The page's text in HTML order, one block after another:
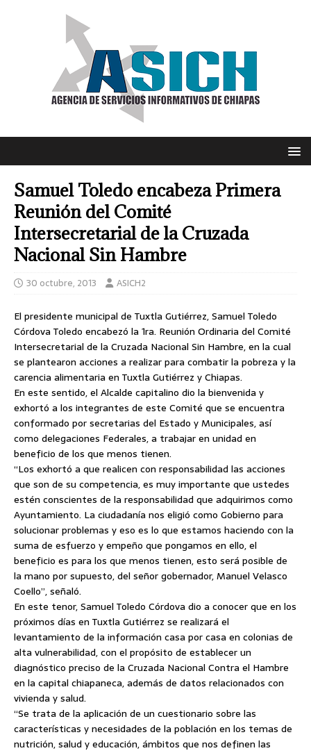
Samuel Toledo encabeza Primera
Reunión del Comité
Intersecretarial de la Cruzada
Nacional Sin Hambre
30 octubre, 2013 ASICH2
El presidente municipal de Tuxtla Gutiérrez, Samuel Toledo
Córdova Toledo encabezó la 1ra. Reunión Ordinaria del Comité
Intersecretarial de la Cruzada Nacional Sin Hambre, en la cual
se plantearon acciones a realizar para combatir la pobreza y la
carencia alimentaria en Tuxtla Gutiérrez y Chiapas.
En este sentido, el Alcalde capitalino dio la bienvenida y
exhortó a los integrantes de este Comité que se encuentra
conformado por secretarias del Estado y Municipales, así
como delegaciones Federales, a trabajar en unidad en
beneficio de los que menos tienen.
“Los exhortó a que realicen con responsabilidad las acciones
que son de su competencia, es muy importante que ustedes
estén conscientes de la responsabilidad que adquirimos como
Ayuntamiento. La ciudadanía nos eligió como Gobierno para
solucionar problemas y eso es lo que estamos haciendo con la
suma de esfuerzo y empeño que pongamos en ello, el
beneficio es para los que menos tienen, esto será posible de
la mano por supuesto, del señor gobernador, Manuel Velasco
Coello”, señaló.
En este tenor, Samuel Toledo Córdova dio a conocer que en los
próximos días en Tuxtla Gutiérrez se realizará el
levantamiento de la información casa por casa en colonias de
alta vulnerabilidad, con el propósito de establecer un
diagnóstico preciso de la Cruzada Nacional Contra el Hambre
en la capital chiapaneca, además de datos relacionados con
vivienda y salud.
“Se trata de la aplicación de un cuestionario sobre las
características y necesidades de la población en los temas de
nutrición, salud y educación, ámbitos que nos definen las